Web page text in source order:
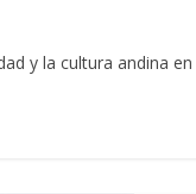
y la cultura andina